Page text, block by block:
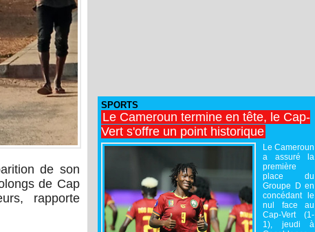
de son
de Cap
rapporte
SPORTS
Le Cameroun termine en tête, le Cap-
Vert s'offre un point historique
Le Cameroun
a assuré la
première
place du
Groupe D en
concédant le
nul face au
Cap-Vert (1-
1), jeudi à